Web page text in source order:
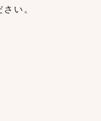
い。